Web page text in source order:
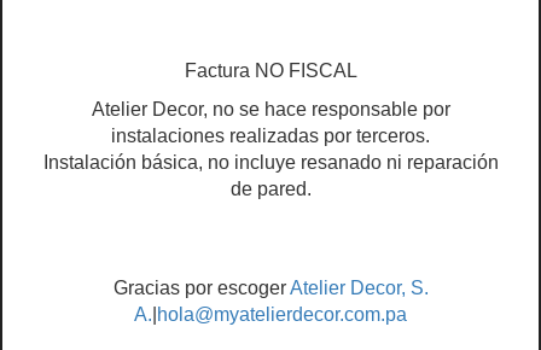
Factura NO FISCAL
Atelier Decor, no se hace responsable por
instalaciones realizadas por terceros.
Instalación básica, no incluye resanado ni reparación
de pared.
Gracias por escogerAtelier Decor, S.
A. hola@myatelierdecor.com.pa